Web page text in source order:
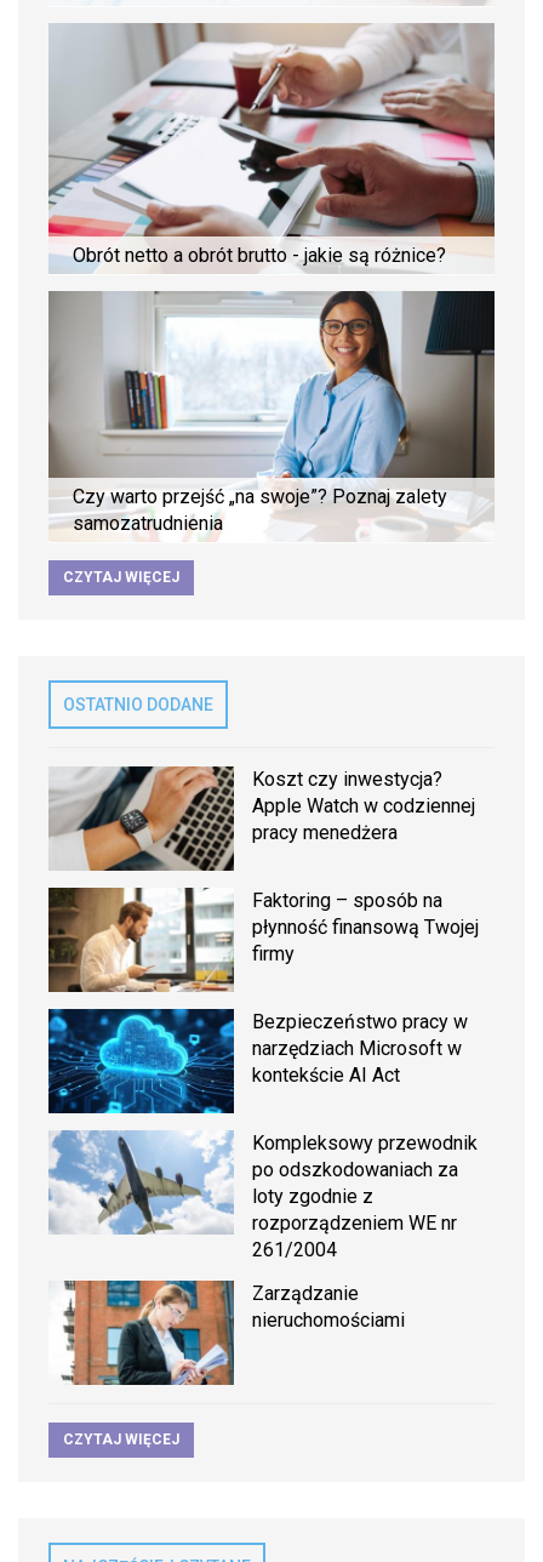
Obrót netto a obrót brutto - jakie są różnice?
Czy warto przejść „na swoje”? Poznaj zalety
samozatrudnienia
CZYTAJ WIĘCEJ
OSTATNIO DODANE
Koszt czy inwestycja?
Apple Watch w codziennej
pracy menedżera
Faktoring – sposób na
płynność finansową Twojej
firmy
Bezpieczeństwo pracy w
narzędziach Microsoft w
kontekście AI Act
Kompleksowy przewodnik
po odszkodowaniach za
loty zgodnie z
rozporządzeniem WE nr
261/2004
Zarządzanie
nieruchomościami
CZYTAJ WIĘCEJ